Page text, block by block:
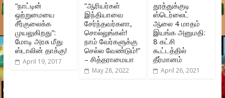
“நாட்டின்
ஒற்றுமையை
சீர்குலைக்க
முயலுகிறது”:
மோடி அரசு மீது
ஸ்டாலின் தாக்கு!
April 19, 2017
”ஆரியர்கள்
இந்தியாவை
சேர்ந்தவர்களா,
சொல்லுங்கள்!
நாம் வேர்களுக்கு
செல்ல வேண்டும்!”
– சித்தராமையா
May 28, 2022
தூத்துக்குடி
ஸ்டெர்லைட்
ஆலை 4 மாதம்
இயங்க அனுமதி:
8 கட்சி
கூட்டத்தில்
தீர்மானம்
April 26, 2021